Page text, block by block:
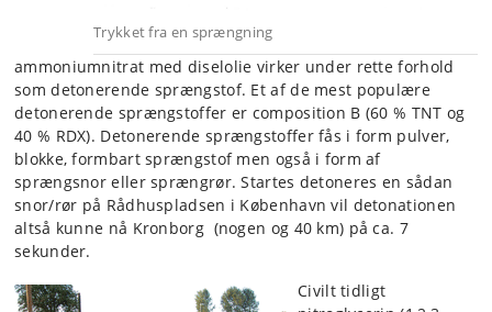
Trykket fra en sprængning
ammoniumnitrat med diselolie virker under rette forhold
som detonerende sprængstof. Et af de mest populære
detonerende sprængstoffer er composition B (60 % TNT og
40 % RDX). Detonerende sprængstoffer fås i form pulver,
blokke, formbart sprængstof men også i form af
sprængsnor eller sprængrør. Startes detoneres en sådan
snor/rør på Rådhuspladsen i København vil detonationen
altså kunne nå Kronborg (nogen og 40 km) på ca. 7
sekunder.
Civilt tidligt